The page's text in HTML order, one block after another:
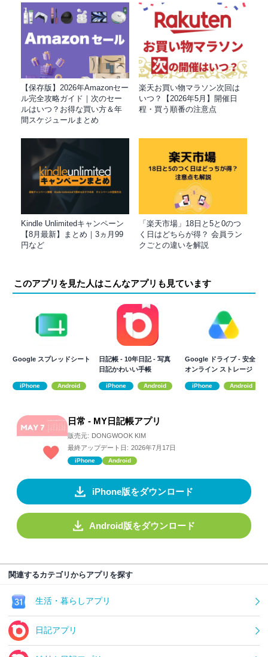
【保存版】2026年Amazonセー
ル完全攻略ガイド｜次のセー
ルはいつ？お得な買い方＆年
間スケジュールまとめ
楽天お買い物マラソン次回は
いつ？【2026年5月】開催日
程・買う順番の注意点
Kindle Unlimitedキャンペーン
【8月最新】まとめ｜3ヵ月99
円など
「楽天市場」18日と5と0のつ
く日はどちらが得？ 会員ラン
クごとの違いを解説
このアプリを見た人はこんなアプリも見ています
Google スプレッドシート
iPhone Android
日記帳 - 10年日記 - 写真
日記かわいい手帳
iPhone Android
Google ドライブ - 安全な
オンライン ストレージ
iPhone Android
日常 - MY日記帳アプリ
販売元: DONGWOOK KIM
最終アップデート日: 2026年7月17日
iPhone Android
iPhone版をダウンロード
Android版をダウンロード
関連するカテゴリからアプリを探す
生活・暮らしアプリ
日記アプリ